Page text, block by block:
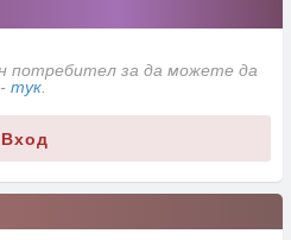
потребител за да можете да
тук
Вход